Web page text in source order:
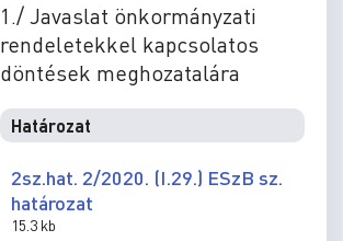
1./ Javaslat önkormányzati
rendeletekkel kapcsolatos
döntések meghozatalára
Határozat
2sz.hat. 2/2020. (I.29.) ESzB sz.
határozat
15.3 kb